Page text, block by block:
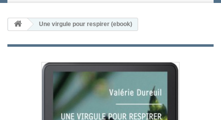
Une virgule pour respirer (ebook)